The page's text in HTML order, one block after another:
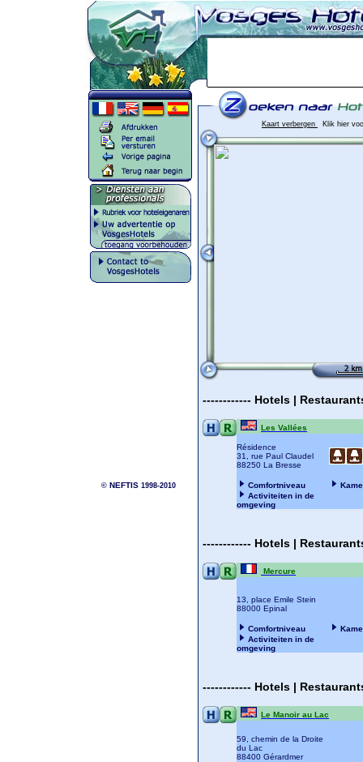
© NEFTIS1998-2010
Kaart verbergen Klik hier
------------ Hotels |
Les Vallées
Résidence
31, rue Paul Claudel
88250 La Bresse
Comfortniveau
Activiteiten in de
omgeving
------------ Hotels |
Mercure
13, place Emile Stein
88000 Epinal
Comfortniveau
Activiteiten in de
omgeving
------------ Hotels |
Le Manoir au Lac
59, chemin de la Droite
du Lac
88400 Gérardmer